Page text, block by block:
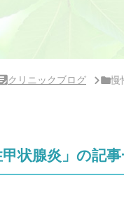
クリニックブログ 慢
甲状腺炎」の記